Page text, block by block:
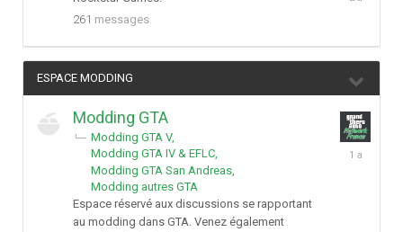
261 messages
ESPACE MODDING
Modding GTA
Modding GTA V
Modding GTA IV & EFLC
Modding GTA San Andreas
Modding autres GTA
Espace réservé aux discussions se rapportant
au modding dans GTA. Venez également